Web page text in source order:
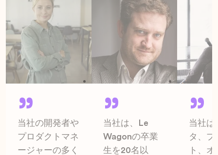
当社の開発者や
プロダクトマネ
ージャーの多く
当社は、Le
Wagonの卒業
生を20名以
当社は
タ、プ
ト、